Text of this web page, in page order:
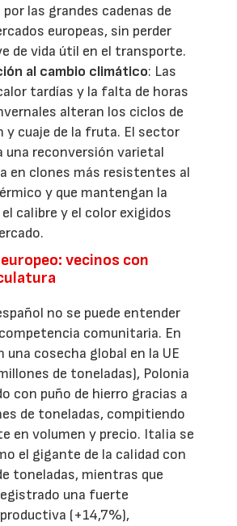
las grandes cadenas de
europeas, sin perder
de vida útil en el transporte.
al cambio climático: Las
tardías y la falta de horas
alteran los ciclos de
y cuaje de la fruta. El sector
una reconversión varietal
en clones más resistentes al
y que mantengan la
calibre y el color exigidos
vecinos con
no se puede entender
comunitaria. En
una cosecha global en la UE
de toneladas), Polonia
con puño de hierro gracias a
de toneladas, compitiendo
en volumen y precio. Italia se
el gigante de la calidad con
toneladas, mientras que
una fuerte
(+14,7%),